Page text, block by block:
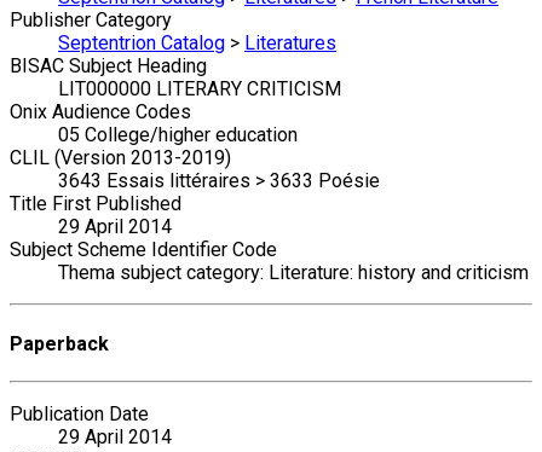
Publisher Category
Septentrion Catalog > Literatures
BISAC Subject Heading
LIT000000 LITERARY CRITICISM
Onix Audience Codes
05 College/higher education
CLIL (Version 2013-2019)
3643 Essais littéraires > 3633 Poésie
Title First Published
29 April 2014
Subject Scheme Identifier Code
Thema subject category: Literature: history and criticism
Paperback
Publication Date
29 April 2014